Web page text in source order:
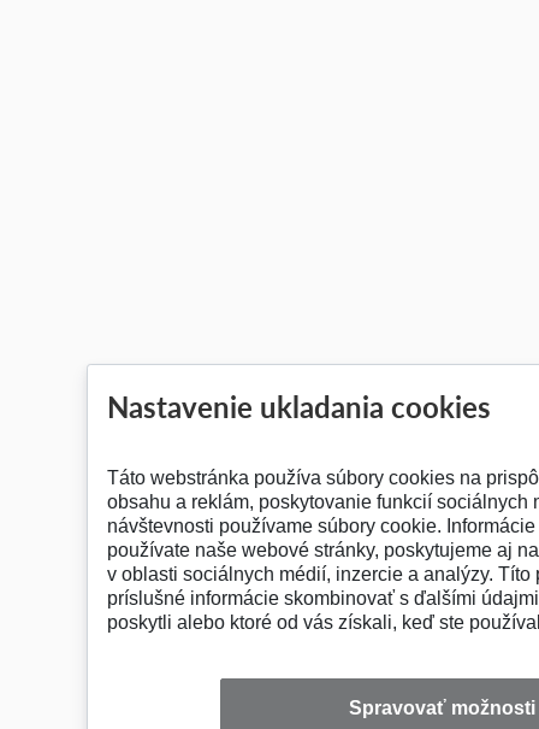
Nastavenie ukladania cookies
Táto webstránka používa súbory cookies na
obsahu a reklám, poskytovanie funkcií sociálnych
návštevnosti používame súbory cookie.
používate naše webové stránky, poskytujeme aj
v oblasti sociálnych médií, inzercie a analýzy. Títo
príslušné informácie skombinovať s ďalšími
poskytli alebo ktoré od vás získali, keď ste
Spravovať možnosti